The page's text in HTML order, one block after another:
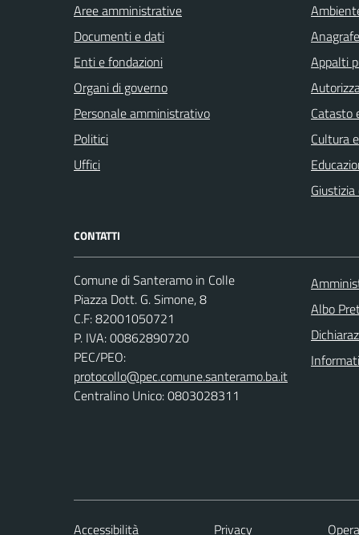
Aree amministrative
Documenti e dati
Enti e fondazioni
Organi di governo
Personale amministrativo
Politici
Uffici
Appalti
Catasto
Cultura
CONTATTI
Comune di Santeramo in Colle
Piazza Dott. G. Simone, 8
C.F:82001050721
P. IVA:00862890720
PEC/PEO:
protocollo@pec.comune.santeramo.ba.it
Centralino Unico: 0803028311
Albo
Accessibilità Privacy